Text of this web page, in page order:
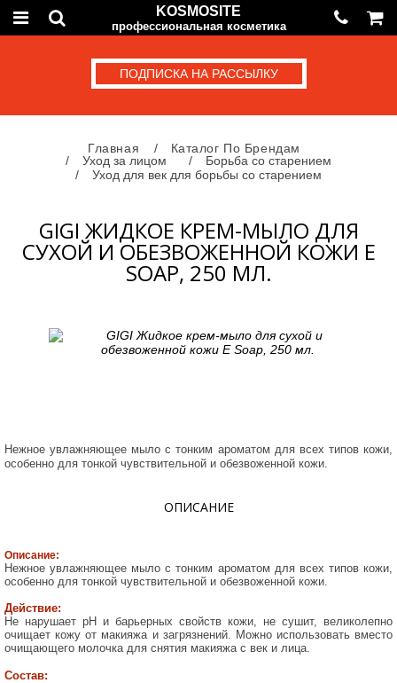
KOSMOSITE
профессиональная косметика
ПОДПИСКА НА РАССЫЛКУ
Главная
Каталог По Брендам
Уход за лицом
Борьба со старением
Уход для век для борьбы со старением
GIGI ЖИДКОЕ КРЕМ-МЫЛО ДЛЯ
СУХОЙ И ОБЕЗВОЖЕННОЙ КОЖИ E
SOAP, 250 МЛ.
Нежное увлажняющее мыло с тонким ароматом для всех типов кожи,
особенно для тонкой чувствительной и обезвоженной кожи.
ОПИСАНИЕ
Описание:
Нежное увлажняющее мыло с тонким ароматом для всех типов кожи,
особенно для тонкой чувствительной и обезвоженной кожи.
Действие:
Не нарушает pH и барьерных свойств кожи, не сушит, великолепно
очищает кожу от макияжа и загрязнений. Можно использовать вместо
очищающего молочка для снятия макияжа с век и лица.
Состав: